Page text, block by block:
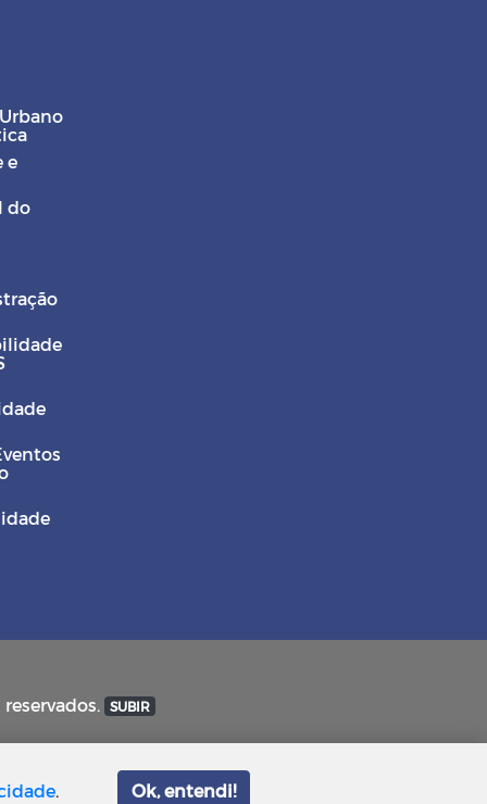
e
do
SUBIR
. Ok, entendi!